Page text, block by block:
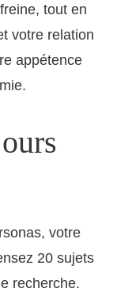
tout en
votre relation
appétence
votre
20 sujets
recherche.